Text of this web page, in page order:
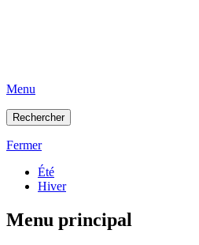
Menu
Rechercher
Fermer
Été
Hiver
Menu principal